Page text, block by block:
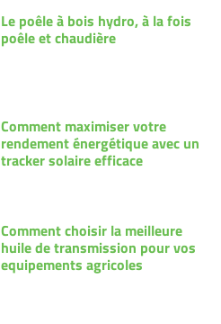
Le poêle à bois hydro, à la fois
poêle et chaudière
Comment maximiser votre
rendement énergétique avec un
tracker solaire efficace
Comment choisir la meilleure
huile de transmission pour vos
equipements agricoles